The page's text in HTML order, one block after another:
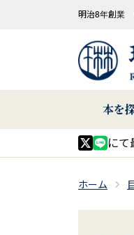
明治8年創業
本を
にて
ホーム